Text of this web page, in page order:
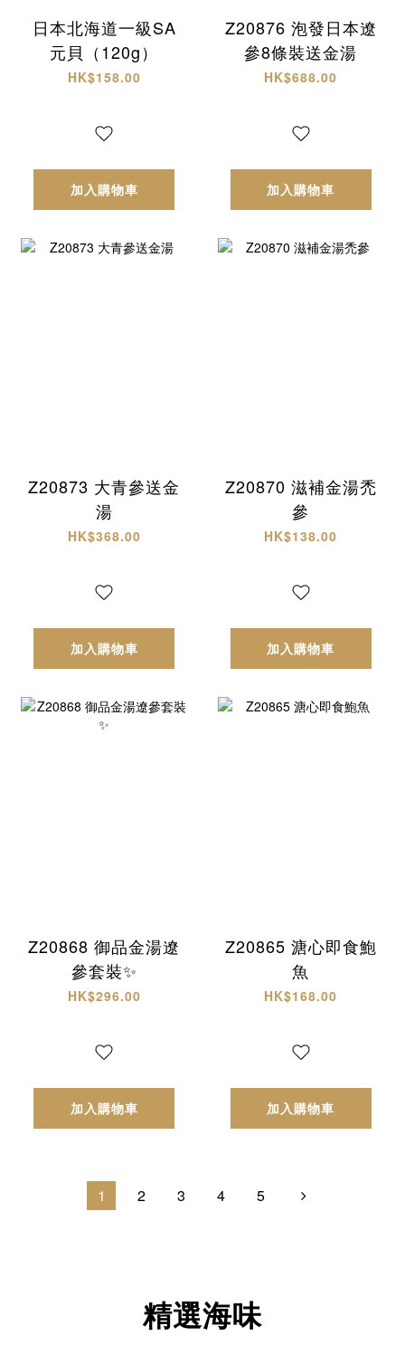
日本北海道一級SA
元貝（120g）
HK$158.00
加入購物車
Z20876 泡發日本遼
參8條裝送金湯
HK$688.00
加入購物車
Z20873 大青參送金
湯
HK$368.00
加入購物車
Z20870 滋補金湯禿
參
HK$138.00
加入購物車
Z20868 御品金湯遼
參套裝✨
HK$296.00
加入購物車
Z20865 溏心即食鮑
魚
HK$168.00
加入購物車
1 2 3 4 5
精選海味